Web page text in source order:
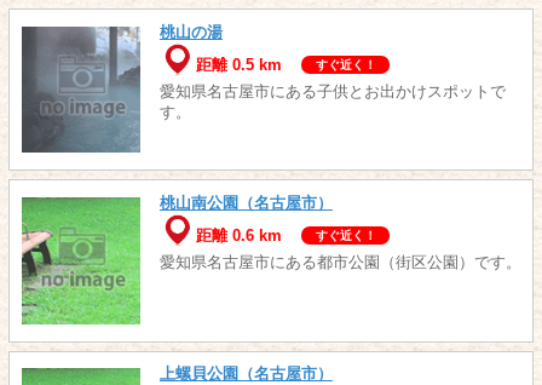
桃山の湯
距離 0.5 km
すぐ近く！
愛知県名古屋市にある子供とお出かけスポットで
す。
桃山南公園（名古屋市）
距離 0.6 km
すぐ近く！
愛知県名古屋市にある都市公園（街区公園）です。
上螺貝公園（名古屋市）